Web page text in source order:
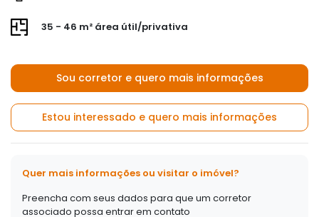
35 - 46 m² área útil/privativa
Sou corretor e quero mais informações
Estou interessado e quero mais informações
Quer mais informações ou visitar o imóvel?
Preencha com seus dados para que um corretor
associado possa entrar em contato